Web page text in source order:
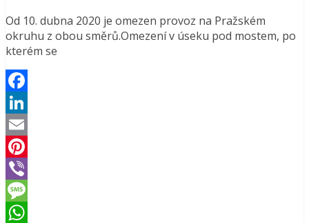
Od 10. dubna 2020 je omezen provoz na Pražském
okruhu z obou směrů.Omezení v úseku pod mostem, po
kterém se
Facebook
LinkedIn
Email
Pinterest
Viber
Message